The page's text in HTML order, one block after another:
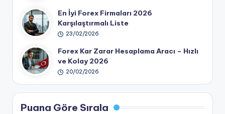
En İyi Forex Firmaları 2026
Karşılaştırmalı Liste
23/02/2026
Forex Kar Zarar Hesaplama Aracı – Hızlı
ve Kolay 2026
20/02/2026
Puana Göre Sırala